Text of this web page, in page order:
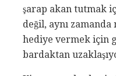
şarap akan tutmak
değil, aynı
hediye vermek için
bardaktan